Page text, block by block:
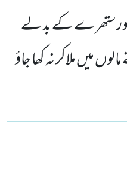
اور ستھرے کے بدلے
میں ملاکر نہ کھا جاؤ